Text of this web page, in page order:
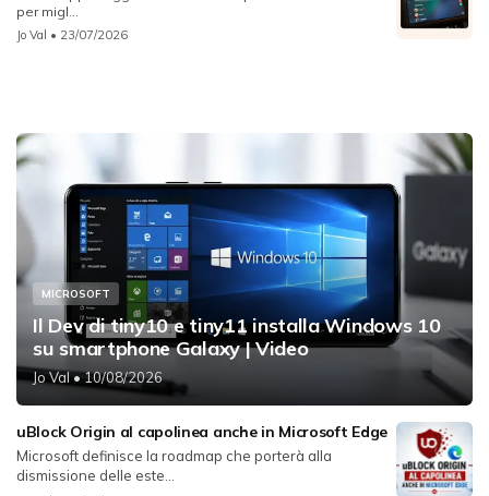
per migl...
Jo Val • 23/07/2026
MICROSOFT
Il Dev di tiny10 e tiny11 installa Windows 10
su smartphone Galaxy | Video
Jo Val• 10/08/2026
uBlock Origin al capolinea anche in Microsoft Edge
Microsoft definisce la roadmap che porterà alla
dismissione delle este...